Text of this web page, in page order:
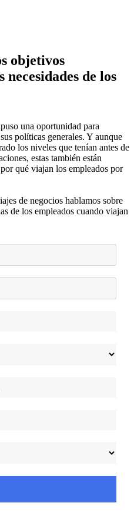
objetivos
necesidades de los
una oportunidad para
políticas generales. Y aunque
los niveles que tenían antes de
estas también están
qué viajan los empleados por
de negocios hablamos sobre
de los empleados cuando viajan